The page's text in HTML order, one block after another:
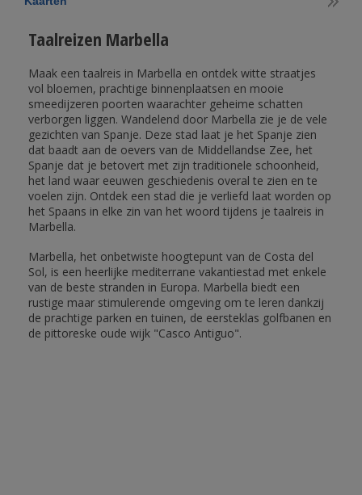
Taalreizen Marbella
Maak een taalreis in Marbella en ontdek witte straatjes
vol bloemen, prachtige binnenplaatsen en mooie
smeedijzeren poorten waarachter geheime schatten
verborgen liggen. Wandelend door Marbella zie je de vele
gezichten van Spanje. Deze stad laat je het Spanje zien
dat baadt aan de oevers van de Middellandse Zee, het
Spanje dat je betovert met zijn traditionele schoonheid,
het land waar eeuwen geschiedenis overal te zien en te
voelen zijn. Ontdek een stad die je verliefd laat worden op
het Spaans in elke zin van het woord tijdens je taalreis in
Marbella.
Marbella, het onbetwiste hoogtepunt van de Costa del
Sol, is een heerlijke mediterrane vakantiestad met enkele
van de beste stranden in Europa. Marbella biedt een
rustige maar stimulerende omgeving om te leren dankzij
de prachtige parken en tuinen, de eersteklas golfbanen en
de pittoreske oude wijk "Casco Antiguo".